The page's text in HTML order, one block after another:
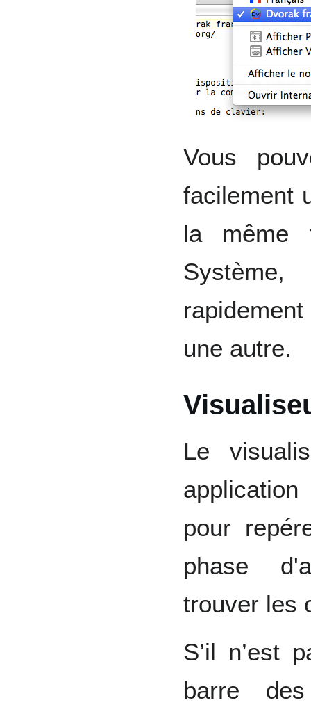
Vous
facilement
la même
rapidement
une autre.
Le
pour
phase
trouver les
S’il n’est
barre